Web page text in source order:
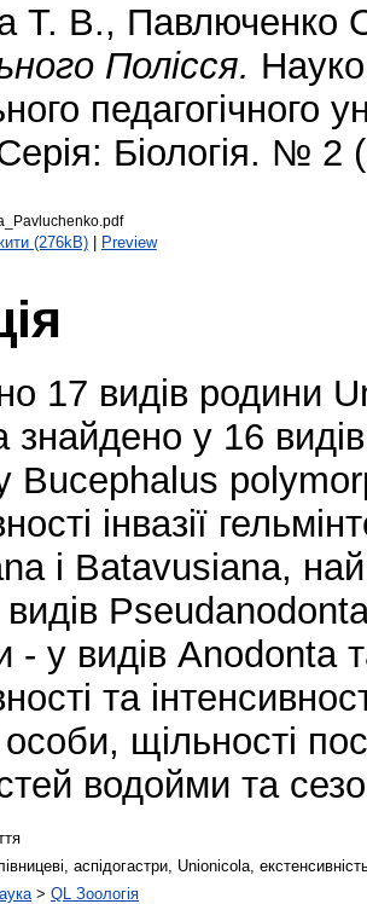
Т. В., Павлюченко
Полісся.
педагогічного
Біологія. №
(276kB)| Preview
17 видів родини
знайдено у 16
Bucephalus
інвазії
і Batavusiana,
- у видів Аnodonta
та
особи, щільності
водойми та
аспідогастри, Unionicola,
> QL Зоологія